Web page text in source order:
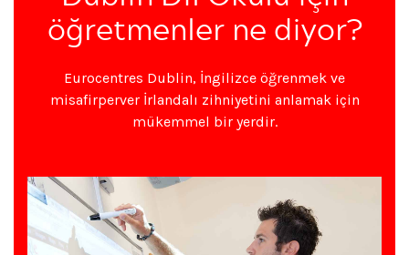
öğretmenler ne diyor?
Eurocentres Dublin, İngilizce öğrenmek ve
misafirperver İrlandalı zihniyetini anlamak için
mükemmel bir yerdir.